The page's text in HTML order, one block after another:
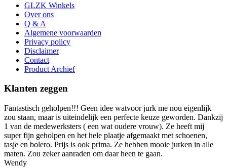
GLZK Winkels
Over ons
Q & A
Algemene voorwaarden
Privacy policy
Disclaimer
Contact
Product Archief
Klanten zeggen
Fantastisch geholpen!!! Geen idee watvoor jurk me nou eigenlijk
zou staan, maar is uiteindelijk een perfecte keuze geworden. Dankzij
1 van de medewerksters ( een wat oudere vrouw). Ze heeft mij
super fijn geholpen en het hele plaatje afgemaakt met schoenen,
tasje en bolero. Prijs is ook prima. Ze hebben mooie jurken in alle
maten. Zou zeker aanraden om daar heen te gaan.
Wendy